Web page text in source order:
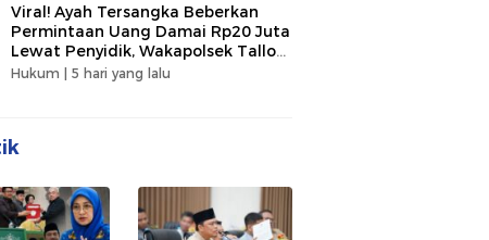
Viral! Ayah Tersangka Beberkan
Permintaan Uang Damai Rp20 Juta
Lewat Penyidik, Wakapolsek Tallo
Klarifikasi Soal Terima Uang Rp3
Hukum | 5 hari yang lalu